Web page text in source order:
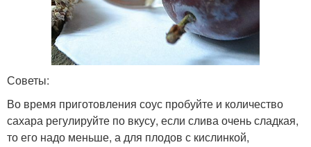
Советы:
Во время приготовления соус пробуйте и количество
сахара регулируйте по вкусу, если слива очень сладкая,
то его надо меньше, а для плодов с кислинкой,